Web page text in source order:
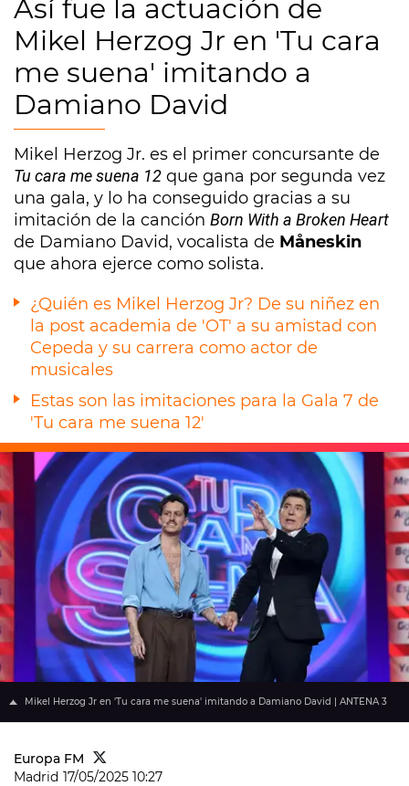
Así fue la actuación de
Mikel Herzog Jr en 'Tu cara
me suena' imitando a
Damiano David
Mikel Herzog Jr. es el primer concursante de
Tu cara me suena 12 que gana por segunda vez
una gala, y lo ha conseguido gracias a su
imitación de la canción Born With a Broken Heart
de Damiano David, vocalista de Måneskin
que ahora ejerce como solista.
¿Quién es Mikel Herzog Jr? De su niñez en
la post academia de 'OT' a su amistad con
Cepeda y su carrera como actor de
musicales
Estas son las imitaciones para la Gala 7 de
'Tu cara me suena 12'
Mikel Herzog Jr en 'Tu cara me suena' imitando a Damiano David | ANTENA 3
Europa FM
Madrid 17/05/2025 10:27